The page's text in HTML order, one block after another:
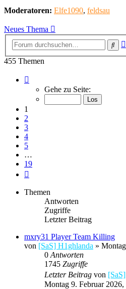
Moderatoren: Elfe1090, feldsau
Neues Thema
455 Themen
von
Gehe zu Seite:
1
2
3
4
5
…
19
Themen
Antworten
Zugriffe
Letzter Beitrag
mxry31 Player Team Killing
von [SaS] H1ghlanda »
0 Antworten
1745 Zugriffe
Letzter Beitrag von
Montag 9. Februar 2026,